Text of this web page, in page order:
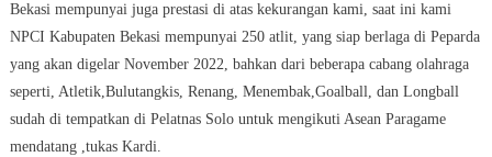
Bekasi mempunyai juga prestasi di atas kekurangan kami, saat ini kami
NPCI Kabupaten Bekasi mempunyai 250 atlit, yang siap berlaga di Peparda
yang akan digelar November 2022, bahkan dari beberapa cabang olahraga
seperti, Atletik,Bulutangkis, Renang, Menembak,Goalball, dan Longball
sudah di tempatkan di Pelatnas Solo untuk mengikuti Asean Paragame
mendatang ,tukas Kardi.